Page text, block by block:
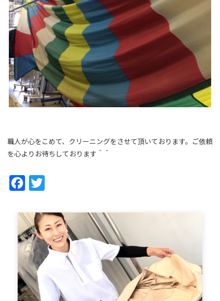
職人が心をこめて、クリーニングをさせて頂いております。ご依頼
を心よりお待ちしております＾＾
Facebook